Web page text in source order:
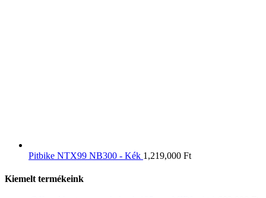
Pitbike NTX99 NB300 - Kék 1,219,000 Ft
Kiemelt termékeink